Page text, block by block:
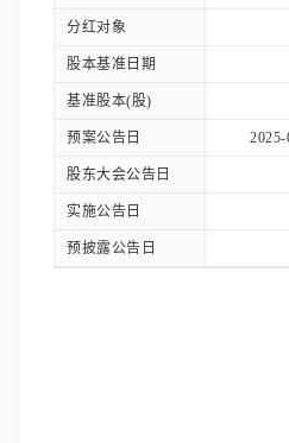
分红对象
股本基准日期
基准股本(股)
预案公告日
股东大会公告日
实施公告日
预披露公告日
分红对象
股本基准日期
基准股本(股)
预案公告日
股东大会公告日
实施公告日
预披露公告日